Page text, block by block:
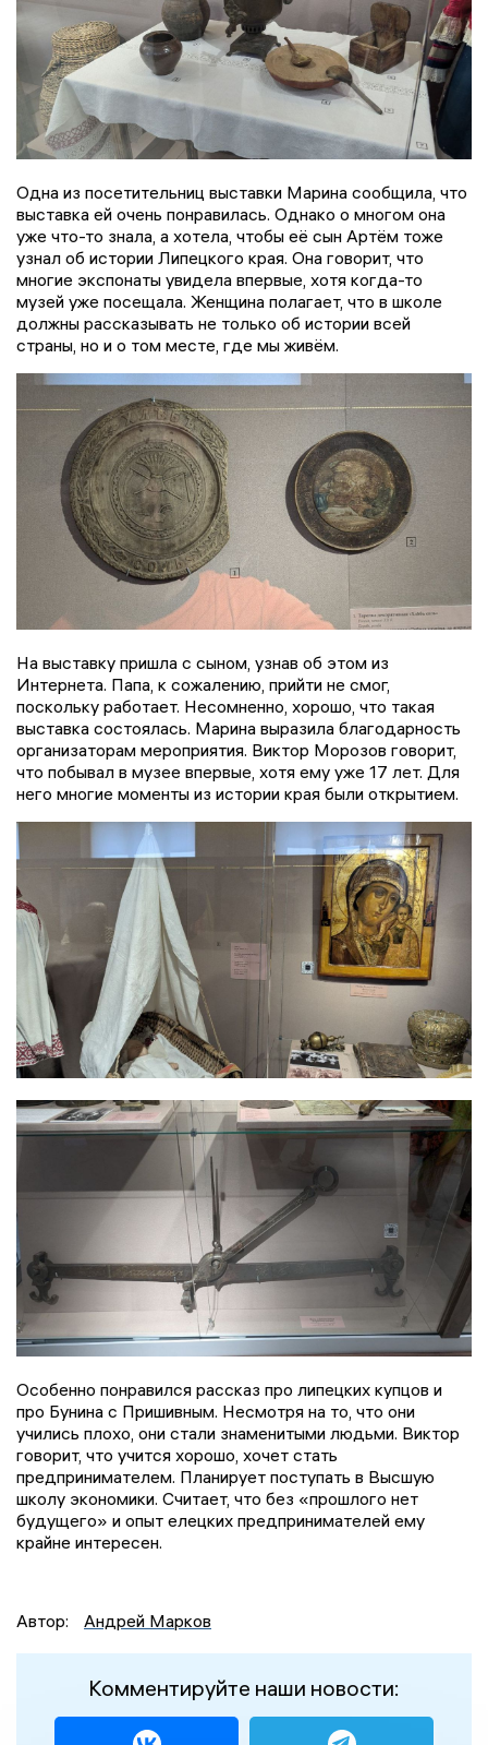
Одна из посетительниц выставки Марина сообщила, что
выставка ей очень понравилась. Однако о многом она
уже что-то знала, а хотела, чтобы её сын Артём тоже
узнал об истории Липецкого края. Она говорит, что
многие экспонаты увидела впервые, хотя когда-то
музей уже посещала. Женщина полагает, что в школе
должны рассказывать не только об истории всей
страны, но и о том месте, где мы живём.
На выставку пришла с сыном, узнав об этом из
Интернета. Папа, к сожалению, прийти не смог,
поскольку работает. Несомненно, хорошо, что такая
выставка состоялась. Марина выразила благодарность
организаторам мероприятия. Виктор Морозов говорит,
что побывал в музее впервые, хотя ему уже 17 лет. Для
него многие моменты из истории края были открытием.
Особенно понравился рассказ про липецких купцов и
про Бунина с Пришивным. Несмотря на то, что они
учились плохо, они стали знаменитыми людьми. Виктор
говорит, что учится хорошо, хочет стать
предпринимателем. Планирует поступать в Высшую
школу экономики. Считает, что без «прошлого нет
будущего» и опыт елецких предпринимателей ему
крайне интересен.
Автор: Андрей Марков
Комментируйте наши новости: